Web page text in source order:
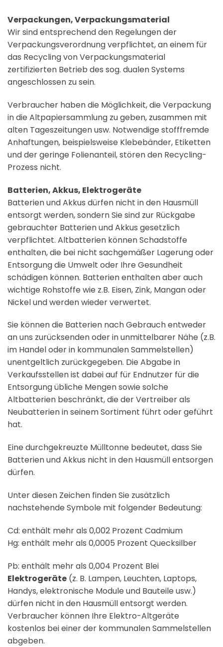
Verpackungen, Verpackungsmaterial
Wir sind entsprechend den Regelungen der
Verpackungsverordnung verpflichtet, an einem für
das Recycling von Verpackungsmaterial
zertifizierten Betrieb des sog. dualen Systems
angeschlossen zu sein.
Verbraucher haben die Möglichkeit, die Verpackung
in die Altpapiersammlung zu geben, zusammen mit
alten Tageszeitungen usw. Notwendige stofffremde
Anhaftungen, beispielsweise Klebebänder, Etiketten
und der geringe Folienanteil, stören den Recycling-
Prozess nicht.
Batterien, Akkus, Elektrogeräte
Batterien und Akkus dürfen nicht in den Hausmüll
entsorgt werden, sondern Sie sind zur Rückgabe
gebrauchter Batterien und Akkus gesetzlich
verpflichtet. Altbatterien können Schadstoffe
enthalten, die bei nicht sachgemäßer Lagerung oder
Entsorgung die Umwelt oder Ihre Gesundheit
schädigen können. Batterien enthalten aber auch
wichtige Rohstoffe wie z.B. Eisen, Zink, Mangan oder
Nickel und werden wieder verwertet.
Sie können die Batterien nach Gebrauch entweder
an uns zurücksenden oder in unmittelbarer Nähe (z.B.
im Handel oder in kommunalen Sammelstellen)
unentgeltlich zurückgegeben. Die Abgabe in
Verkaufsstellen ist dabei auf für Endnutzer für die
Entsorgung übliche Mengen sowie solche
Altbatterien beschränkt, die der Vertreiber als
Neubatterien in seinem Sortiment führt oder geführt
hat.
Eine durchgekreuzte Mülltonne bedeutet, dass Sie
Batterien und Akkus nicht in den Hausmüll entsorgen
dürfen.
Unter diesen Zeichen finden Sie zusätzlich
nachstehende Symbole mit folgender Bedeutung:
Cd: enthält mehr als 0,002 Prozent Cadmium
Hg: enthält mehr als 0,0005 Prozent Quecksilber
Pb: enthält mehr als 0,004 Prozent Blei
Elektrogeräte (z. B. Lampen, Leuchten, Laptops,
Handys, elektronische Module und Bauteile usw.)
dürfen nicht in den Hausmüll entsorgt werden.
Verbraucher können Ihre Elektro-Altgeräte
kostenlos bei einer der kommunalen Sammelstellen
abgeben.